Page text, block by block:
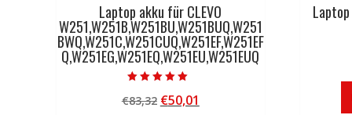
Laptop akku für CLEVO
W251,W251B,W251BU,W251BUQ,W251
BWQ,W251C,W251CUQ,W251EF,W251EF
Q,W251EG,W251EQ,W251EU,W251EUQ
5.00
von 5
€83,32 Ursprünglicher
€50,01
Laptop